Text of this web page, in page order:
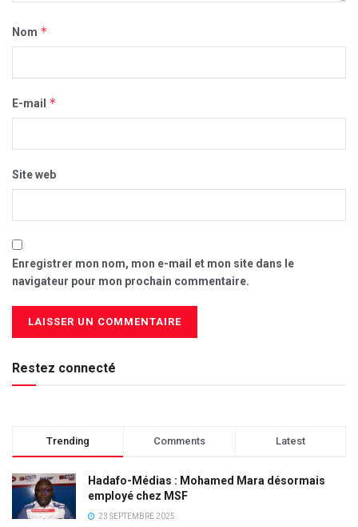
Nom *
E-mail *
Site web
Enregistrer mon nom, mon e-mail et mon site dans le
navigateur pour mon prochain commentaire.
Restez connecté
Trending Comments Latest
Hadafo-Médias : Mohamed Mara désormais
employé chez MSF
23 SEPTEMBRE 2025